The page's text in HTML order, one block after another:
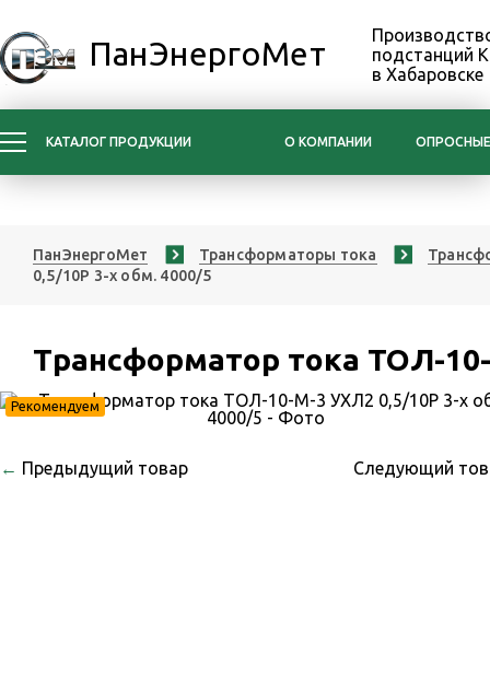
ПанЭнергоМет
подстанций
в Хабаровске
КАТАЛОГ ПРОДУКЦИИ О КОМПАНИИ
ПанЭнергоМет Трансформаторы тока
0,5/10Р 3-х обм. 4000/5
Трансформатор тока ТОЛ-
Рекомендуем
← Предыдущий товар Следующий